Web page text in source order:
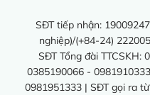
SĐT tiếp nhận:
nghiệp)/(+84-24)
SĐT Tổng đài TTCSKH:
0385190066 -
0981951333 | SĐT gọi ra